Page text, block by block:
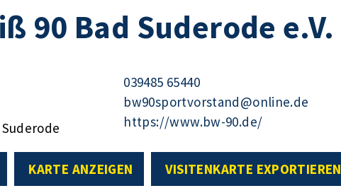
90 Bad Suderode e.V.
039485 65440
bw90sportvorstand@online.de
https://www.bw-90.de/
KARTE ANZEIGEN VISITENKARTE EXPORTIEREN